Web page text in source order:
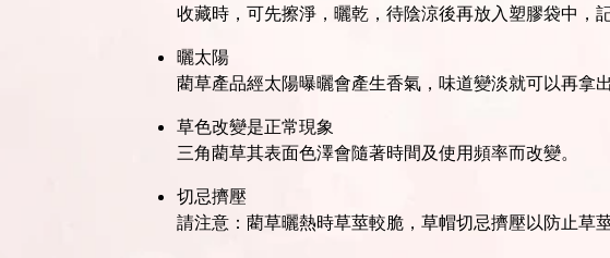
收藏時，可先擦淨，曬乾，待陰涼後再放入塑膠袋中，
曬太陽
藺草產品經太陽曝曬會產生香氣，味道變淡就可以再拿
草色改變是正常現象
三角藺草其表面色澤會隨著時間及使用頻率而改變。
切忌擠壓
請注意：藺草曬熱時草莖較脆，草帽切忌擠壓以防止草莖